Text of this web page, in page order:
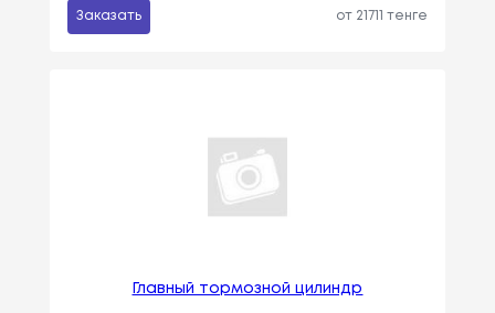
Заказать от 21711 тенге
Главный тормозной цилиндр